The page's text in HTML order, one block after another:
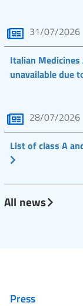
31/07/2026
Italian
unavailable due
28/07/2026
List of class A
All news
Press